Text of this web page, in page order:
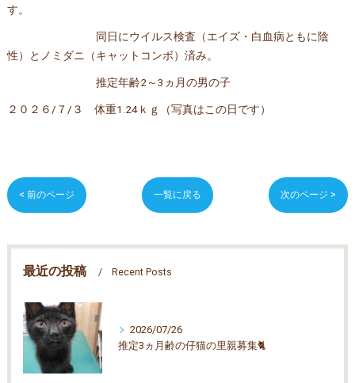
す。
同日にウイルス検査（エイズ・白血病ともに陰
性）とノミダニ（キャットコンボ）済み。
推定年齢2～3ヵ月の男の子
２０２６/７/３ 体重1.24ｋｇ（写真はこの日です）
< 前のページ 一覧に戻る 次のページ >
最近の投稿 Recent Posts
2026/07/26
推定3ヵ月齢の仔猫の里親募集🐈